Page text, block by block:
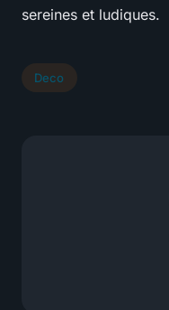
sereines et ludiques.
Deco